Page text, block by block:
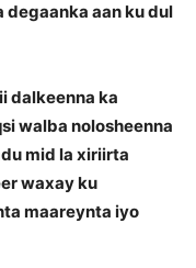
aan ku dul
dalkeenna ka
walba nolosheenna
mid la xiriirta
waxay ku
maareynta iyo